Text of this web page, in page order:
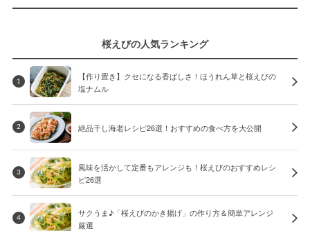
桜えびの人気ランキング
1
【作り置き】クセになる香ばしさ！ほうれん草と桜えびの
塩ナムル
2 絶品干し海老レシピ26選！おすすめの食べ方を大公開
3
風味を活かして定番もアレンジも！桜えびのおすすめレシ
ピ26選
4
サクうま♪「桜えびのかき揚げ」の作り方＆簡単アレンジ
厳選